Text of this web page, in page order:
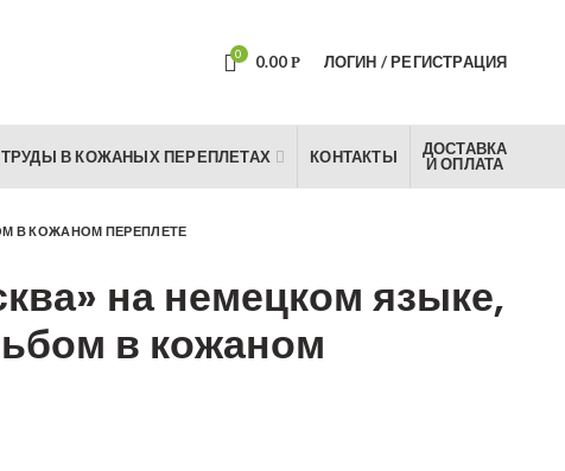
0 0.00 Р ЛОГИН / РЕГИСТРАЦИЯ
ТРУДЫ В КОЖАНЫХ ПЕРЕПЛЕТАХ КОНТАКТЫ
ДОСТАВКА
И ОПЛАТА
В КОЖАНОМ ПЕРЕПЛЕТЕ
на немецком языке,
в кожаном